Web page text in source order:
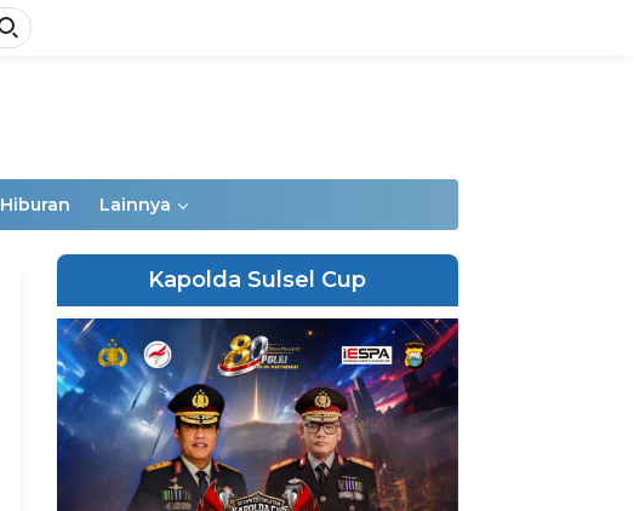
Hiburan Lainnya
Kapolda Sulsel Cup